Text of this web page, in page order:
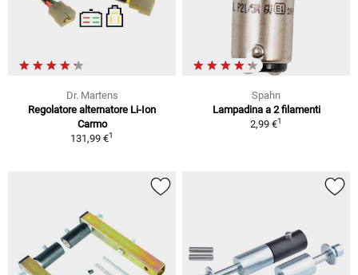
Dr. Martens
Regolatore alternatore Li-Ion
Carmo
131,99 €1
Spahn
Lampadina a 2 filamenti
2,99 €1